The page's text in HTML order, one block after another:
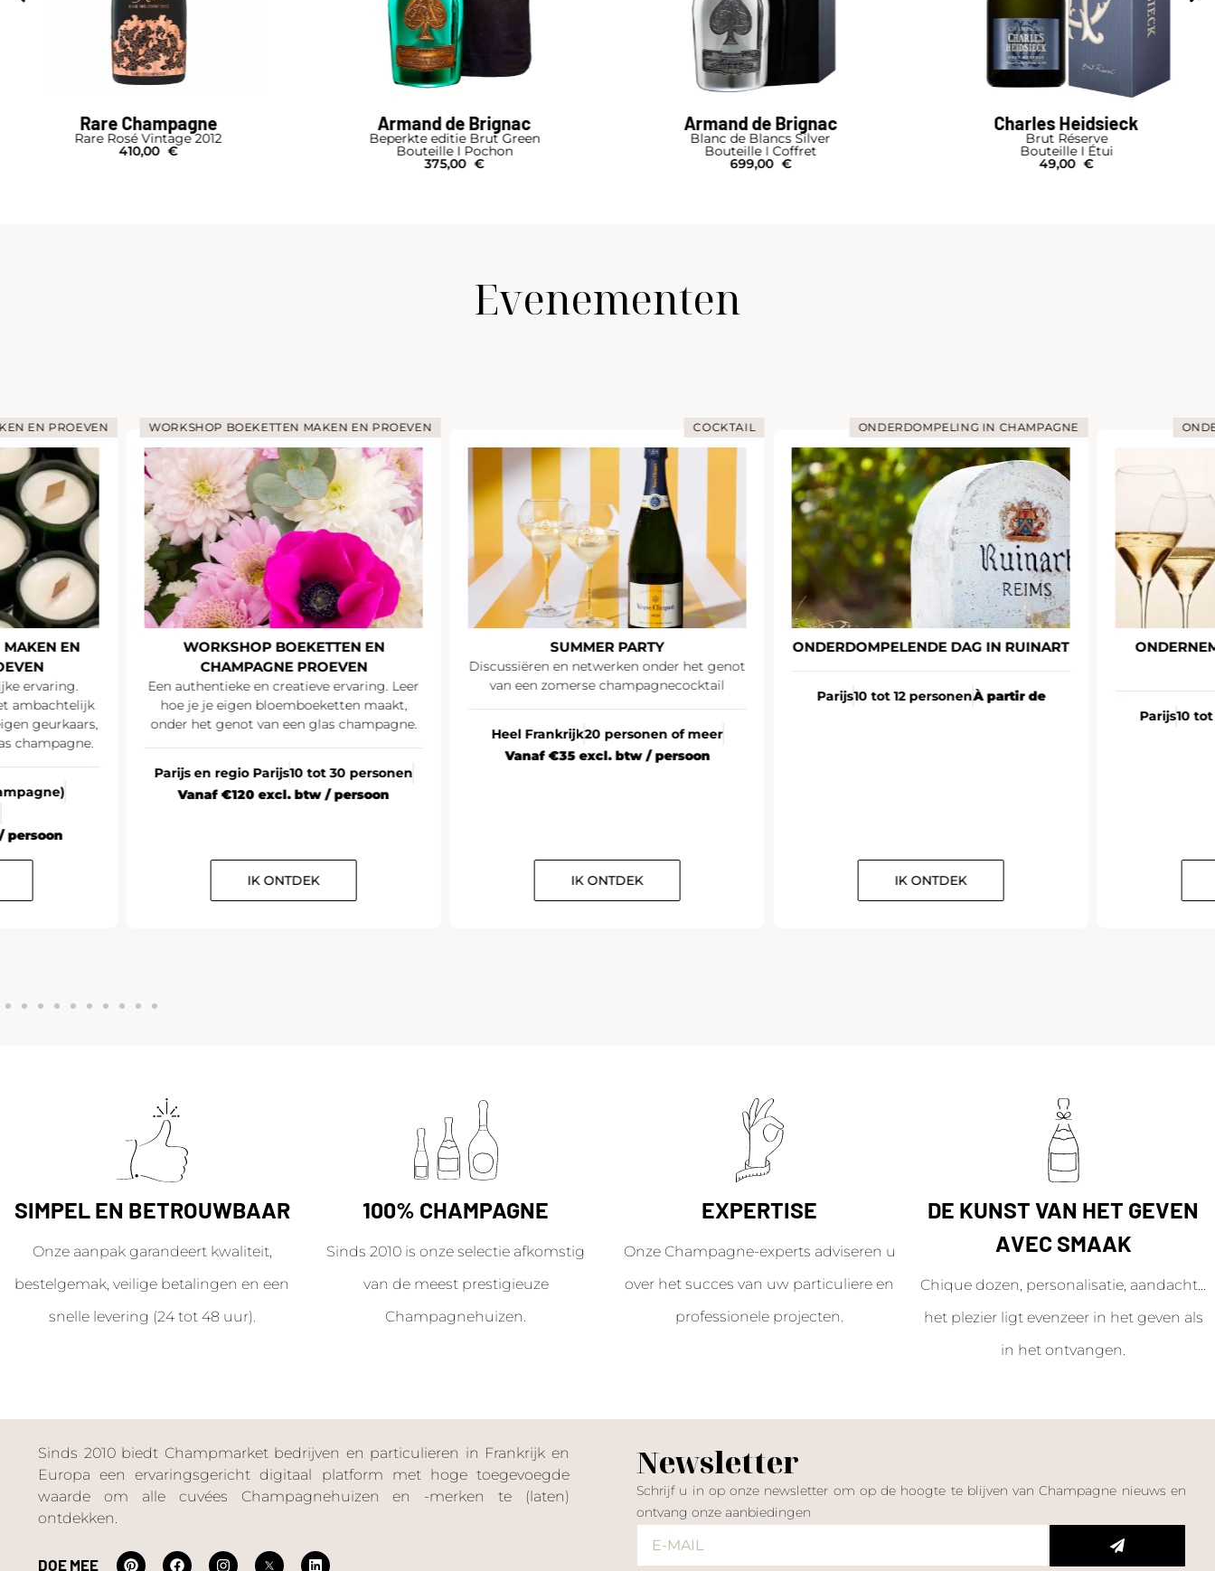
Rare Champagne
Rare Rosé Vintage 2012
410,00 €
Armand de Brignac
Beperkte editie Brut Green
Bouteille I Pochon
375,00 €
Armand de Brignac
Blanc de Blancs Silver
Bouteille I Coffret
699,00 €
Charles Heidsieck
Brut Réserve
Bouteille I Étui
49,00 €
Evenementen
EN PROEVEN
EN
ervaring.
ambachtelijk
geurkaars,
champagne.
persoon
WORKSHOP BOEKETTEN MAKEN EN PROEVEN
WORKSHOP BOEKETTEN EN
CHAMPAGNE PROEVEN
Een authentieke en creatieve ervaring. Leer
hoe je je eigen bloemboeketten maakt,
onder het genot van een glas champagne.
Parijs en regio Parijs10 tot 30 personen
Vanaf €120 excl. btw / persoon
IK ONTDEK
COCKTAIL
SUMMER PARTY
Discussiëren en netwerken onder het genot
van een zomerse champagnecocktail
Heel Frankrijk20 personen of meer
Vanaf €35 excl. btw / persoon
IK ONTDEK
ONDERDOMPELING IN CHAMPAGNE
ONDERDOMPELENDE DAG IN RUINART
Parijs10 tot 12 personenÀ partir de
IK ONTDEK
Parijs10
SIMPEL EN BETROUWBAAR
Onze aanpak garandeert kwaliteit,
bestelgemak, veilige betalingen en een
snelle levering (24 tot 48 uur).
100% CHAMPAGNE
Sinds 2010 is onze selectie afkomstig
van de meest prestigieuze
Champagnehuizen.
EXPERTISE
Onze Champagne-experts adviseren u
over het succes van uw particuliere en
professionele projecten.
DE KUNST VAN HET GEVEN
AVEC SMAAK
Chique dozen, personalisatie, aandacht...
het plezier ligt evenzeer in het geven als
in het ontvangen.
Sinds 2010 biedt Champmarket bedrijven en particulieren in Frankrijk en
Europa een ervaringsgericht digitaal platform met hoge toegevoegde
waarde om alle cuvées Champagnehuizen en -merken te (laten)
ontdekken.
DOE MEE
Newsletter
Schrijf u in op onze newsletter om op de hoogte te blijven van Champagne nieuws en
ontvang onze aanbiedingen